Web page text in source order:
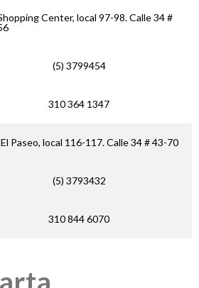
Center, local 97-98. Calle 34 #
(5) 3799454
310 364 1347
Paseo, local 116-117. Calle 34 # 43-70
(5) 3793432
310 844 6070